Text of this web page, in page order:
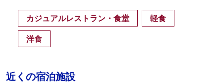
カジュアルレストラン・食堂
軽食
洋食
近くの宿泊施設